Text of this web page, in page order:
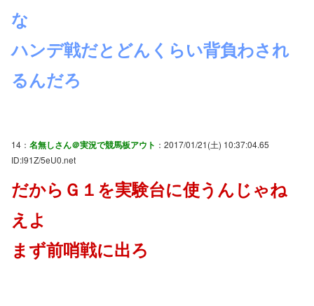
な
ハンデ戦だとどんくらい背負わされ
るんだろ
14： 名無しさん＠実況で競馬板アウト ：2017/01/21(土) 10:37:04.65
ID:l91Z/5eU0.net
だからＧ１を実験台に使うんじゃね
えよ
まず前哨戦に出ろ